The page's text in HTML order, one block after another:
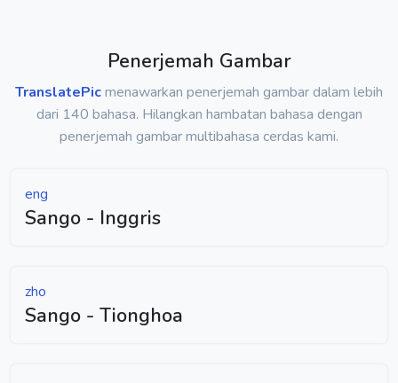
Penerjemah Gambar
TranslatePicmenawarkan penerjemah gambar dalam lebih
dari 140 bahasa. Hilangkan hambatan bahasa dengan
penerjemah gambar multibahasa cerdas kami.
eng
Sango - Inggris
zho
Sango - Tionghoa